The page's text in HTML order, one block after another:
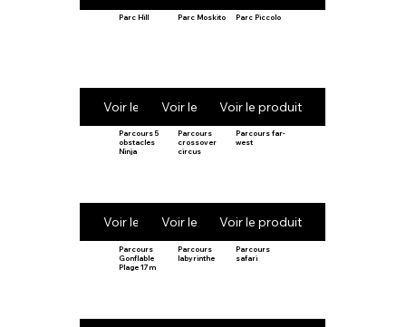
Parc Hill
Voir le produit
Parc Moskito
Voir le produit
Parc Piccolo
Voir le produit
Parcours 5
obstacles
Ninja
Voir le produit
Parcours
crossover
circus
Voir le produit
Parcours far-
west
Voir le produit
Parcours
Gonflable
Plage 17m
Parcours
labyrinthe
Parcours
safari